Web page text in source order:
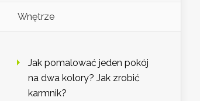
Wnętrze
Jak pomalować jeden pokój
na dwa kolory? Jak zrobić
karmnik?